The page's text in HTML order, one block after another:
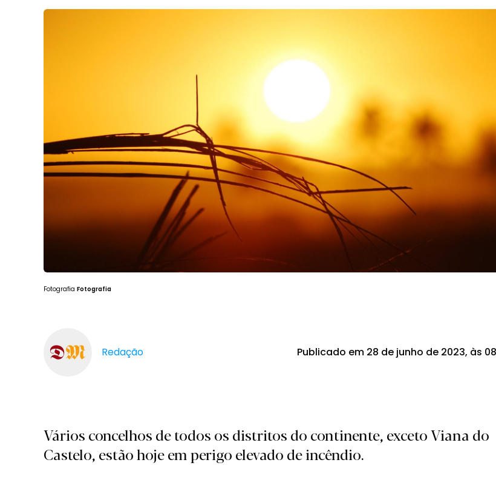
Fotografia Fotografia
Redação Publicado em 28 de junho de 2023, às
Vários concelhos de todos os distritos do continente, exceto Viana do
Castelo, estão hoje em perigo elevado de incêndio.